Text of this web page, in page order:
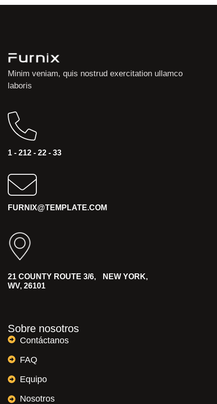
Minim veniam, quis nostrud exercitation ullamco
laboris
1 - 212 - 22 - 33
FURNIX@TEMPLATE.COM
21 COUNTY ROUTE 3/6, NEW YORK,
WV, 26101
Sobre nosotros
Contáctanos
FAQ
Equipo
Nosotros